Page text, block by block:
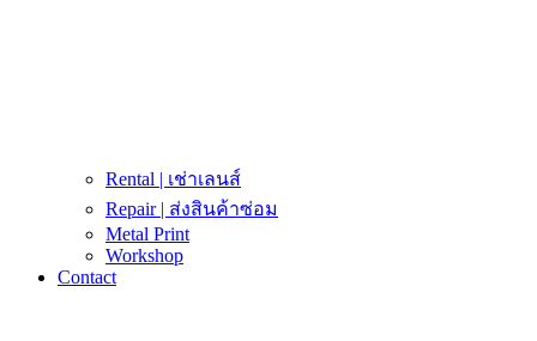
Rental | เช่าเลนส์
Repair | ส่งสินค้าซ่อม
Metal Print
Workshop
Contact